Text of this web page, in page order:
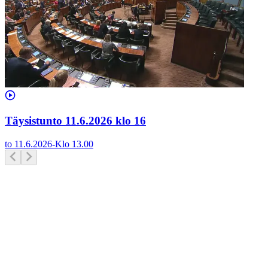
Täysistunto 11.6.2026 klo 16
to 11.6.2026-Klo 13.00